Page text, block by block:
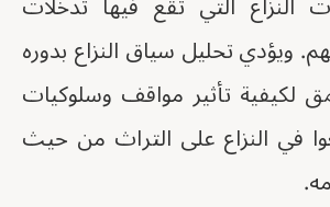
ويؤدي تحليل سياق النزاع بدوره
لكيفية تأثير مواقف وسلوكيات
في النزاع على التراث من حيث